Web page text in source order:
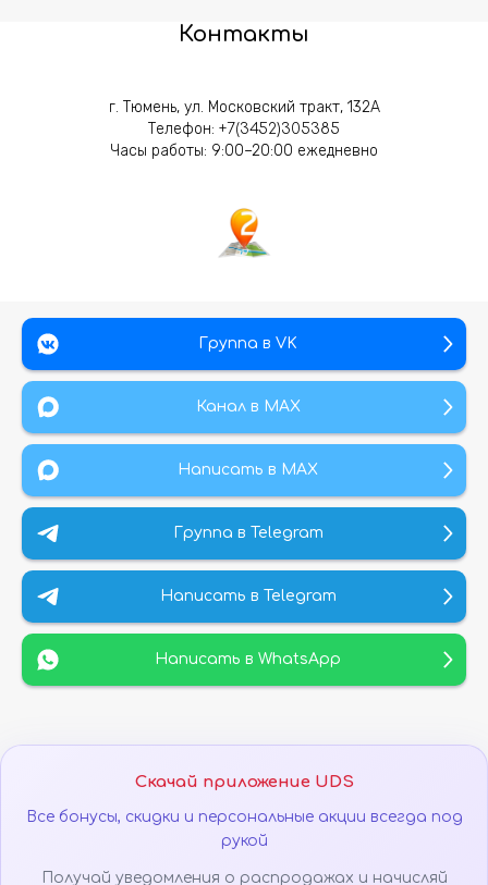
Контакты
г. Тюмень, ул. Московский тракт, 132А
Телефон: +7(3452)305385
Часы работы: 9:00–20:00 ежедневно
Группа в VK
Канал в МАХ
Написать в MAX
Группа в Telegram
Написать в Telegram
Написать в WhatsApp
Скачай приложение UDS
Все бонусы, скидки и персональные акции всегда под
рукой
Получай уведомления о распродажах и начисляй